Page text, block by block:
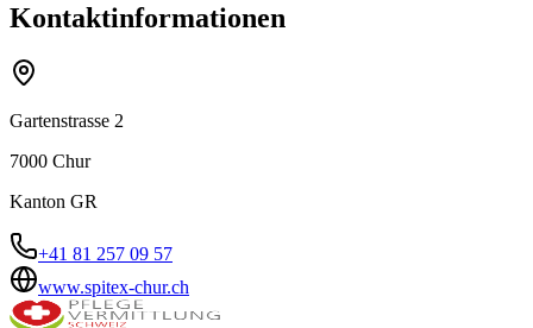
Kontaktinformationen
Gartenstrasse 2
7000 Chur
Kanton GR
+41 81 257 09 57
www.spitex-chur.ch